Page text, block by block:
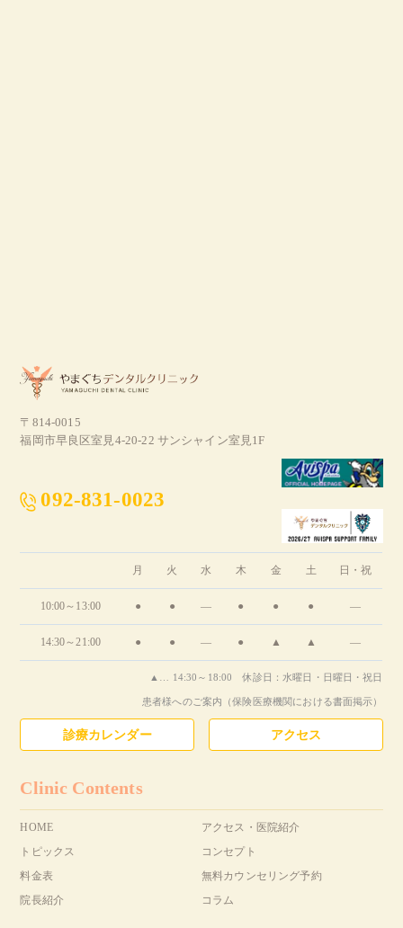
〒814-0015
福岡市早良区室見4-20-22 サンシャイン室見1F
092-831-0023
月 火 水 木 金 土 日・祝
10:00～13:00 ● ● ― ● ● ● ―
14:30～21:00 ● ● ― ● ▲ ▲ ―
▲… 14:30～18:00 休診日：水曜日・日曜日・祝日
患者様へのご案内（保険医療機関における書面掲示）
診療カレンダー アクセス
Clinic Contents
HOME
アクセス・医院紹介
トピックス
コンセプト
料金表
無料カウンセリング予約
院長紹介
コラム